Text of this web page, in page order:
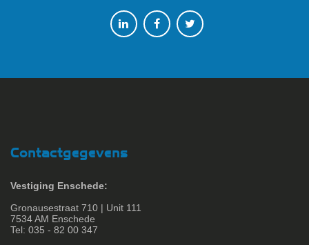
Contactgegevens
Vestiging Enschede:
Gronausestraat 710 | Unit 111
7534 AM Enschede
Tel: 035 - 82 00 347